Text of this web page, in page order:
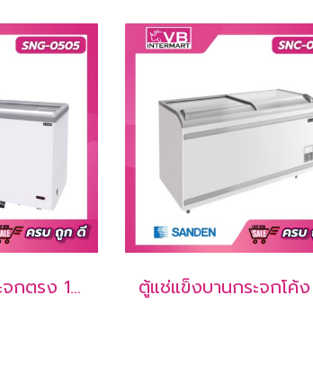
ตู้แช่แข็งบานกระจกตรง 17.6 คิว [SNG-0505]